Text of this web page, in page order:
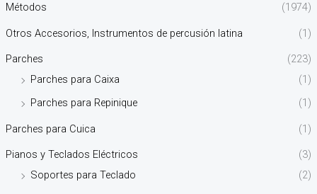
Métodos (1974)
Otros Accesorios, Instrumentos de percusión latina (1)
Parches
(223)
Parches para Caixa
(1)
Parches para Repinique
(1)
Parches para Cuica (1)
Pianos y Teclados Eléctricos
(3)
Soportes para Teclado
(2)